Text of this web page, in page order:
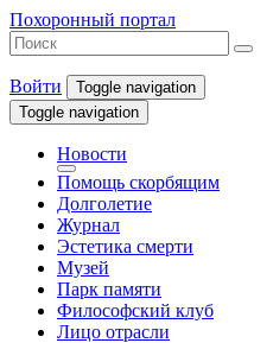
Похоронный портал
Войти
Toggle navigation
Toggle navigation
Новости
Помощь скорбящим
Долголетие
Журнал
Эстетика смерти
Музей
Парк памяти
Философский клуб
Лицо отрасли